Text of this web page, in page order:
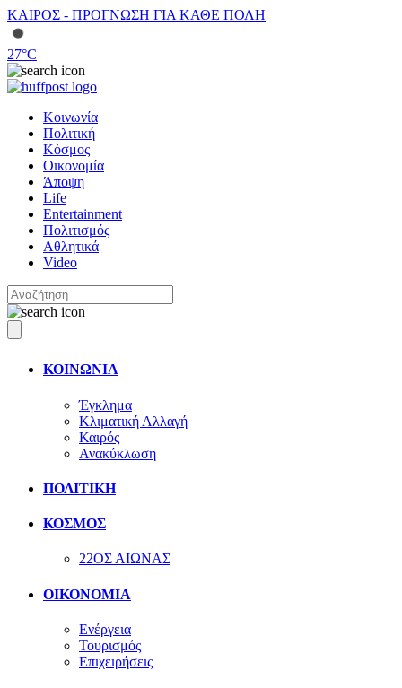
ΚΑΙΡΟΣ - ΠΡΟΓΝΩΣΗ ΓΙΑ ΚΑΘΕ ΠΟΛΗ
27°C
Κοινωνία
Πολιτική
Κόσμος
Οικονομία
Άποψη
Life
Entertainment
Πολιτισμός
Αθλητικά
Video
ΚΟΙΝΩΝΙΑ
Έγκλημα
Κλιματική Αλλαγή
Καιρός
Ανακύκλωση
ΠΟΛΙΤΙΚΗ
ΚΟΣΜΟΣ
22ΟΣ ΑΙΩΝΑΣ
ΟΙΚΟΝΟΜΙΑ
Ενέργεια
Τουρισμός
Επιχειρήσεις